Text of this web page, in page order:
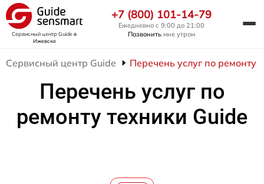
Сервисный центр Guideв
Ижевске
+7 (800) 101-14-79
Ежедневно с 9:00 до 21:00
Позвонить мне утром
Сервисный центр Guide Перечень услуг по ремонту
Перечень услуг по
ремонту техники Guide